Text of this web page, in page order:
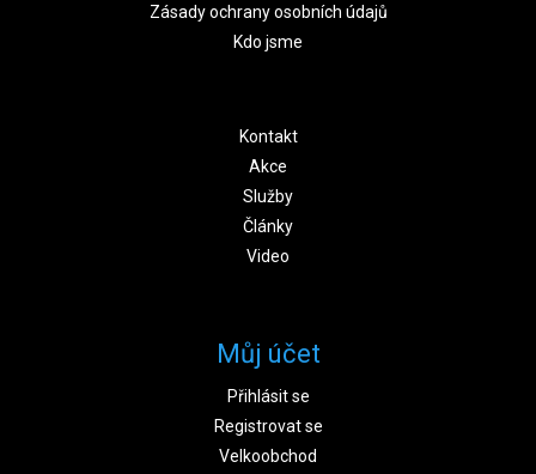
Zásady ochrany osobních údajů
Kdo jsme
Kontakt
Akce
Služby
Články
Video
Můj účet
Přihlásit se
Registrovat se
Velkoobchod